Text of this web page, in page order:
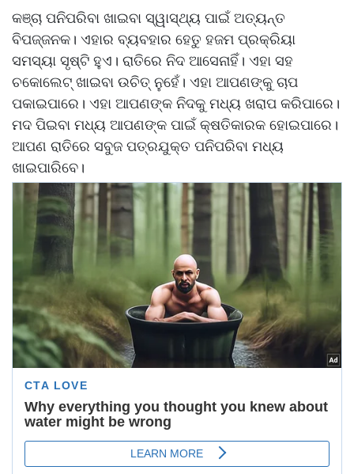
କଞ୍ଚା ପନିପରିବା ଖାଇବା ସ୍ୱାସ୍ଥ୍ୟ ପାଇଁ ଅତ୍ୟନ୍ତ
ବିପଜ୍ଜନକ। ଏହାର ବ୍ୟବହାର ହେତୁ ହଜମ ପ୍ରକ୍ରିୟା
ସମସ୍ୟା ସୃଷ୍ଟି ହୁଏ। ରାତିରେ ନିଦ ଆସେନାହିଁ। ଏହା ସହ
ଚକୋଲେଟ୍ ଖାଇବା ଉଚିତ୍ ନୁହେଁ। ଏହା ଆପଣଙ୍କୁ ଚାପ
ପକାଇପାରେ। ଏହା ଆପଣଙ୍କ ନିଦକୁ ମଧ୍ୟ ଖରାପ କରିପାରେ।
ମଦ ପିଇବା ମଧ୍ୟ ଆପଣଙ୍କ ପାଇଁ କ୍ଷତିକାରକ ହୋଇପାରେ।
ଆପଣ ରାତିରେ ସବୁଜ ପତ୍ରଯୁକ୍ତ ପନିପରିବା ମଧ୍ୟ
ଖାଇପାରିବେ।